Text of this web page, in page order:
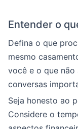
Entender o
Defina o que
mesmo
você e o que não
conversas
Seja honesto ao
Considere o